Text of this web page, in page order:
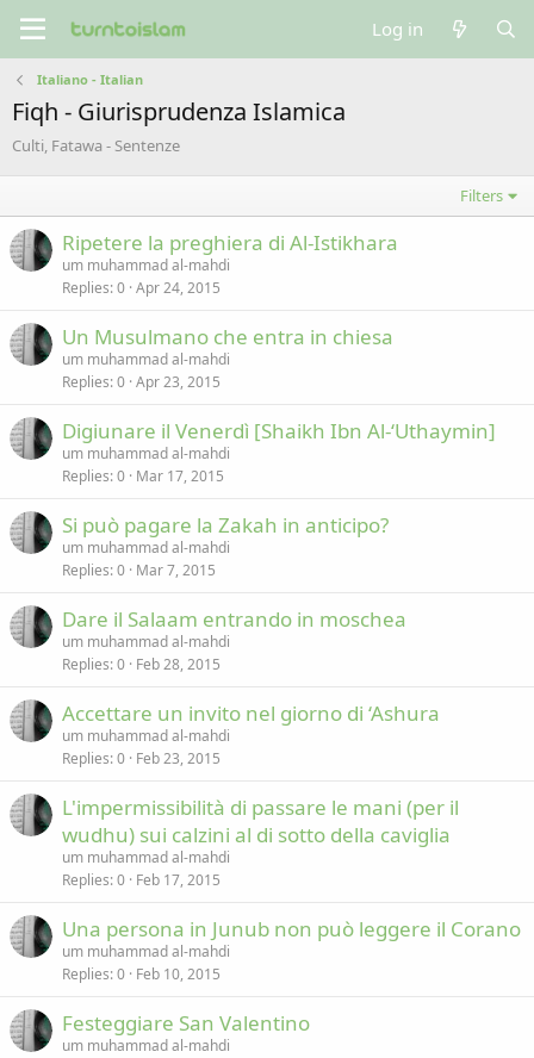
Log in
Italiano - Italian
Fiqh - Giurisprudenza Islamica
Culti, Fatawa - Sentenze
Filters
Ripetere la preghiera di Al-Istikhara
um muhammad al-mahdi
Replies 0 Apr 24, 2015
Un Musulmano che entra in chiesa
um muhammad al-mahdi
Replies 0 Apr 23, 2015
Digiunare il Venerdì [Shaikh Ibn Al-‘Uthaymin]
um muhammad al-mahdi
Replies 0 Mar 17, 2015
Si può pagare la Zakah in anticipo?
um muhammad al-mahdi
Replies 0 Mar 7, 2015
Dare il Salaam entrando in moschea
um muhammad al-mahdi
Replies 0 Feb 28, 2015
Accettare un invito nel giorno di ‘Ashura
um muhammad al-mahdi
Replies 0 Feb 23, 2015
L'impermissibilità di passare le mani (per il
wudhu) sui calzini al di sotto della caviglia
um muhammad al-mahdi
Replies 0 Feb 17, 2015
Una persona in Junub non può leggere il Corano
um muhammad al-mahdi
Replies 0 Feb 10, 2015
Festeggiare San Valentino
um muhammad al-mahdi